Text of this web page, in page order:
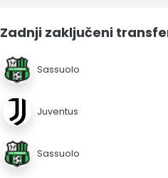
Zadnji zaključeni
Sassuolo
Juventus
Sassuolo